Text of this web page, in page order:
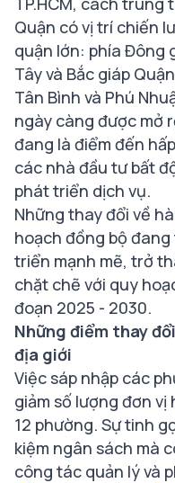
Quận có vị trí chiến
quận lớn: phía Đông
Tây và Bắc giáp
Tân Bình và Phú
ngày càng được mở
đang là điểm đến
các nhà đầu tư bất
phát triển dịch vụ.
Những thay đổi về
hoạch đồng bộ
triển mạnh mẽ, trở
chặt chẽ với quy
đoạn 2025 - 2030.
Những điểm thay
địa giới
Việc sáp nhập các
giảm số lượng đơn
12 phường. Sự tinh
kiệm ngân sách mà
công tác quản lý và